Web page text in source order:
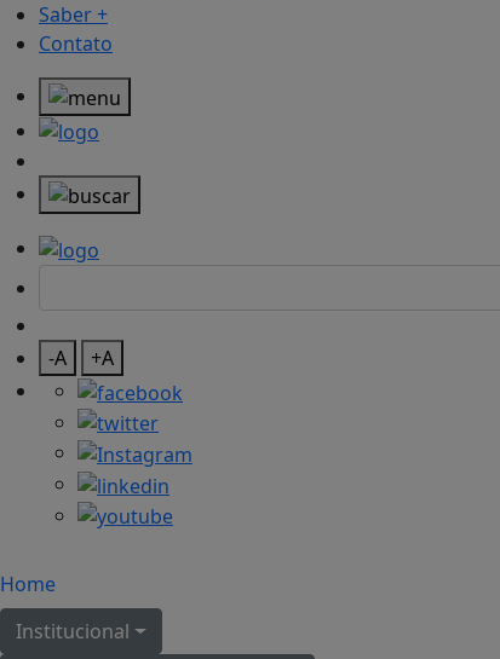
Saber +
Contato
-A +A
Home
Institucional